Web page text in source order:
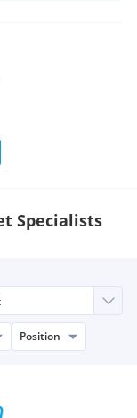
Specialists
Position